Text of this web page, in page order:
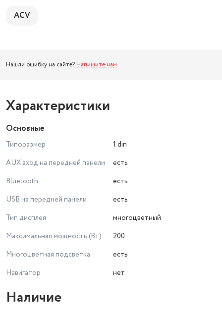
ACV
Нашли ошибку на сайте? Напишите нам.
Характеристики
Основные
Типоразмер
1 din
AUX вход на передней панели
есть
Bluetooth
есть
USB на передней панели
есть
Тип дисплея
многоцветный
Максимальная мощность (Вт)
200
Многоцветная подсветка
есть
Навигатор
нет
Наличие